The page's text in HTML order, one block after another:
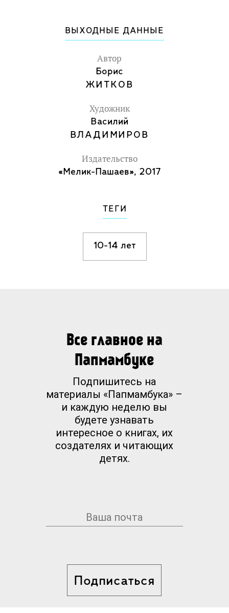
ВЫХОДНЫЕ ДАННЫЕ
Автор
Борис
ЖИТКОВ
Художник
Василий
ВЛАДИМИРОВ
Издательство
«Мелик-Пашаев», 2017
ТЕГИ
10-14 лет
Все главное на
Папмамбуке
Подпишитесь на
материалы «Папмамбука» –
и каждую неделю вы
будете узнавать
интересное о книгах, их
создателях и читающих
детях.
Подписаться